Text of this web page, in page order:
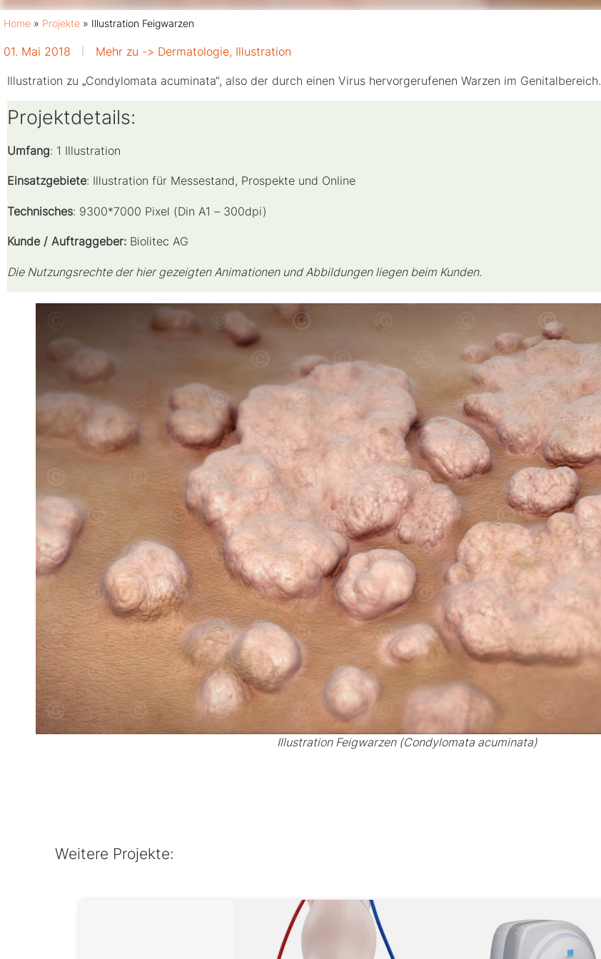
Home » Projekte » Illustration Feigwarzen
01. Mai 2018 Mehr zu -> Dermatologie, Illustration
Illustration zu „Condylomata acuminata“, also der durch einen Virus hervorgerufenen Warzen im Genitalbereich.
Projektdetails:
Umfang: 1 Illustration
Einsatzgebiete: Illustration für Messestand, Prospekte und Online
Technisches: 9300*7000 Pixel (Din A1 – 300dpi)
Kunde / Auftraggeber: Biolitec AG
Die Nutzungsrechte der hier gezeigten Animationen und Abbildungen liegen beim Kunden.
Illustration Feigwarzen (Condylomata acuminata)
Weitere Projekte: